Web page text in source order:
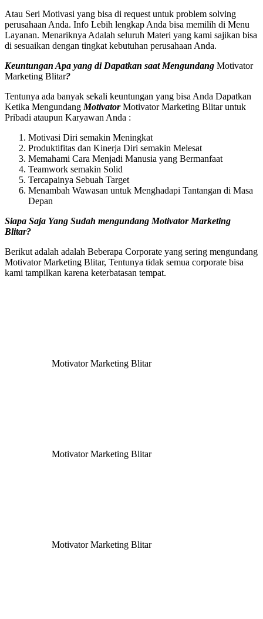
Atau Seri Motivasi yang bisa di request untuk problem solving
perusahaan Anda. Info Lebih lengkap Anda bisa memilih di Menu
Layanan. Menariknya Adalah seluruh Materi yang kami sajikan bisa
di sesuaikan dengan tingkat kebutuhan perusahaan Anda.
Keuntungan Apa yang di Dapatkan saat Mengundang Motivator
Marketing Blitar?
Tentunya ada banyak sekali keuntungan yang bisa Anda Dapatkan
Ketika Mengundang MotivatorMotivator Marketing Blitar untuk
Pribadi ataupun Karyawan Anda :
Motivasi Diri semakin Meningkat
Produktifitas dan Kinerja Diri semakin Melesat
Memahami Cara Menjadi Manusia yang Bermanfaat
Teamwork semakin Solid
Tercapainya Sebuah Target
Menambah Wawasan untuk Menghadapi Tantangan di Masa
Depan
Siapa Saja Yang Sudah mengundang Motivator Marketing
Blitar?
Berikut adalah adalah Beberapa Corporate yang sering mengundang
Motivator Marketing Blitar, Tentunya tidak semua corporate bisa
kami tampilkan karena keterbatasan tempat.
Motivator Marketing Blitar
Motivator Marketing Blitar
Motivator Marketing Blitar